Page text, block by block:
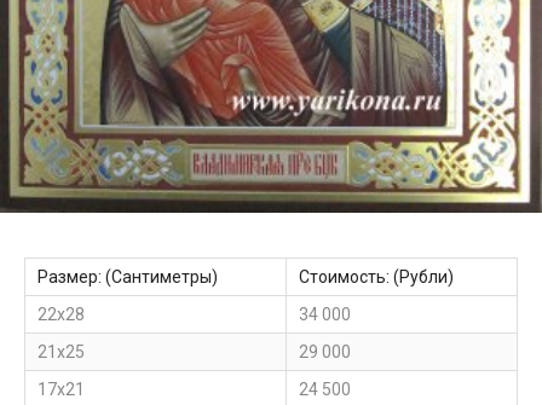
Размер: (Сантиметры)
Стоимость: (Рубли)
22х28
34 000
21х25
29 000
17х21
24 500